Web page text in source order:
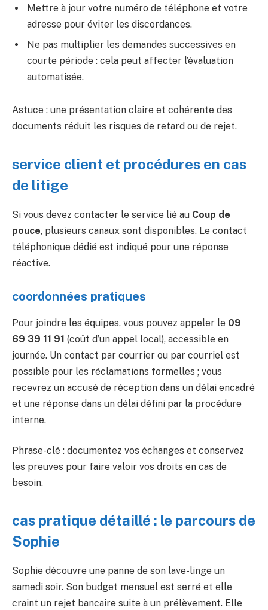
Mettre à jour votre numéro de téléphone et votre
adresse pour éviter les discordances.
Ne pas multiplier les demandes successives en
courte période : cela peut affecter l’évaluation
automatisée.
Astuce : une présentation claire et cohérente des
documents réduit les risques de retard ou de rejet.
service client et procédures en cas
de litige
Si vous devez contacter le service lié au Coup de
pouce, plusieurs canaux sont disponibles. Le contact
téléphonique dédié est indiqué pour une réponse
réactive.
coordonnées pratiques
Pour joindre les équipes, vous pouvez appeler le 09
69 39 11 91 (coût d’un appel local), accessible en
journée. Un contact par courrier ou par courriel est
possible pour les réclamations formelles ; vous
recevrez un accusé de réception dans un délai encadré
et une réponse dans un délai défini par la procédure
interne.
Phrase-clé : documentez vos échanges et conservez
les preuves pour faire valoir vos droits en cas de
besoin.
cas pratique détaillé : le parcours de
Sophie
Sophie découvre une panne de son lave-linge un
samedi soir. Son budget mensuel est serré et elle
craint un rejet bancaire suite à un prélèvement. Elle